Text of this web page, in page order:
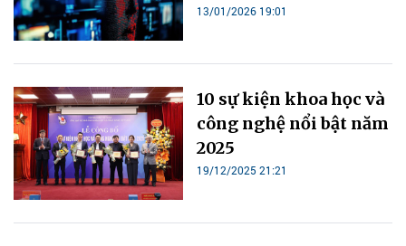
13/01/2026 19:01
10 sự kiện khoa học và
công nghệ nổi bật năm
2025
19/12/2025 21:21